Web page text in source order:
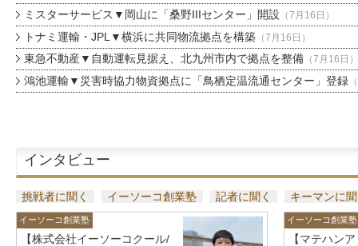
ミスターサービス▼岡山に「桑野IIIセンター」開設 （7月16日）
トナミ運輸・JPL▼横浜に共同物流拠点を構築（7月16日）
東急不動産▼自動運転見据え、北九州市内で拠点を整備（7月16日）
鴻池運輸▼災害時協力物資拠点に「鳥栖定温流通センター」登録
インタビュー
挑戦者に聞く イーソーコ創業塾 記者に聞く キーマンに
イーソーコ創業塾
【株式会社イーソーコクール/
イーソーコ創業塾
【マテハン